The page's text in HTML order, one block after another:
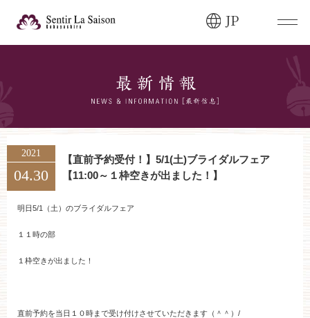
JP
0120-166-088
ご成約済み・ご列席のお客様
その他のお問い合わせ
11:00～19:00（火、水曜定休）
2021
04.30
【直前予約受付！】5/1(土)ブライダルフェア
【11:00～１枠空きが出ました！】
明日5/1（土）のブライダルフェア
１１時の部
１枠空きが出ました！
直前予約を当日１０時まで受け付けさせていただきます（＾＾）/